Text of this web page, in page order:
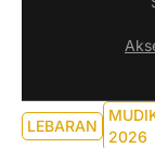
LEBARAN
2026